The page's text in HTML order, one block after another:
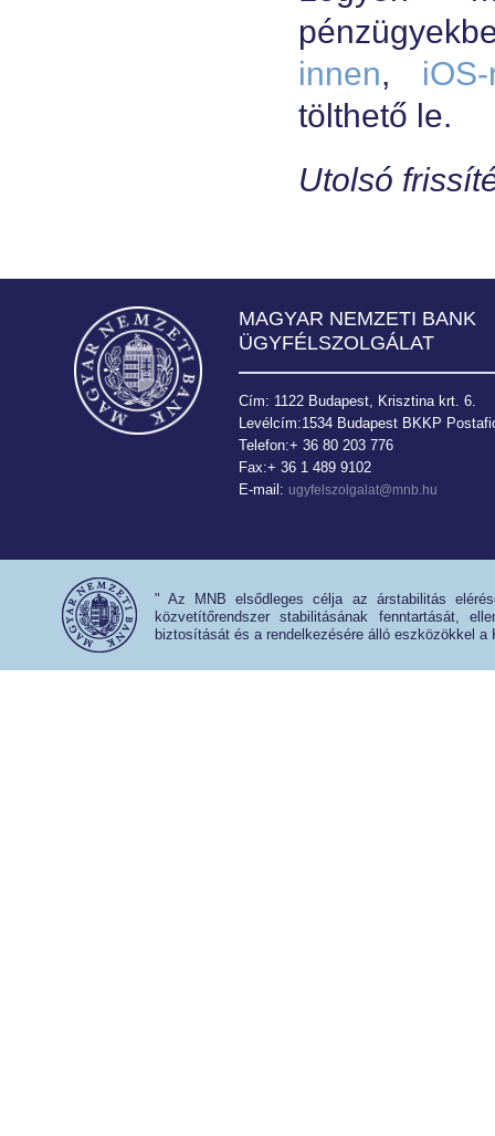
innen,
tölthető le.
Utolsó
MAGYAR NEMZETI BANK
ÜGYFÉLSZOLGÁLAT
Cím: 1122 Budapest, Krisztina krt. 6.
Levélcím:1534 Budapest BKKP
Telefon:+ 36 80 203 776
Fax:+ 36 1 489 9102
E-mail: ugyfelszolgalat@mnb.hu
" Az MNB elsődleges célja az árstabilitás
közvetítőrendszer stabilitásának fenntartását,
biztosítását és a rendelkezésére álló eszközökkel a